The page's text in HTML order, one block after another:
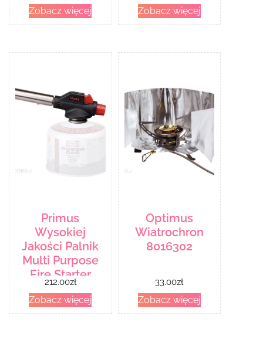
Zobacz więcej Zobacz więcej
Primus
Wysokiej
Jakości Palnik
Multi Purpose
Fire Starter
Firmy
212.00zł
Zobacz więcej
Optimus
Wiatrochron
8016302
33.00zł
Zobacz więcej